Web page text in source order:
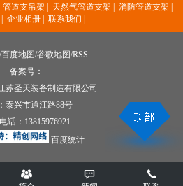
管道支吊架 | 天然气管道支架 |
消防管道支架 |
企业相册 | 联系我们 |
/百度地图/谷歌地图/RSS
备案号：
苏圣天装备制造有限公司
泰兴市通江路88号
话： 13815976921
百度统计